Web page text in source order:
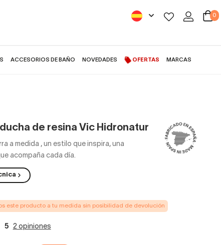
0
ACCESORIOS DE BAÑO NOVEDADES OFERTAS MARCAS
de resina Vic Hidronatur
a medida , un estilo que inspira, una
acompaña cada día.
este producto a tu medida sin posibilidad de devolución
5 2 opiniones